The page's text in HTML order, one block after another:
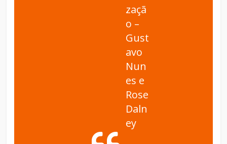
zaçã
o –
Gust
avo
Nun
es e
Rose
Daln
ey